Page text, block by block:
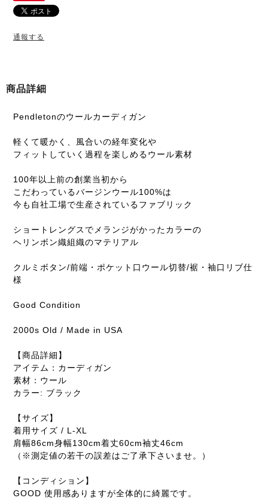
通報する
商品詳細
Pendletonのウールカーディガン
軽くて暖かく、風合いの経年変化や
フィットしていく過程を楽しめるウール素材
100年以上前の創業当初から
こだわっているバージンウール100%は
今も自社工場で生産されているファブリック
ショートレングスでメランジがかったカラーの
ヘリンボン織組織のマテリアル
クルミボタン/前端・ポケット口ウール切替/裾・袖口リブ仕
様
Good Condition
2000s Old / Made in USA
【商品詳細】
アイテム：カーディガン
素材：ウール
カラー: ブラック
【サイズ】
着用サイズ / L-XL
肩幅86cm身幅130cm着丈60cm袖丈46cm
（※測定値の若干の誤差はご了承下さいませ。）
【コンディション】
GOOD 使用感ありますが全体的に綺麗です。